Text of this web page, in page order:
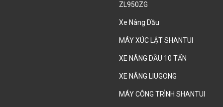
ZL950ZG
Xe Nâng Dầu
MÁY XÚC LẬT SHANTUI
XE NÂNG DẦU 10 TẤN
XE NÂNG LIUGONG
MÁY CÔNG TRÌNH SHANTUI